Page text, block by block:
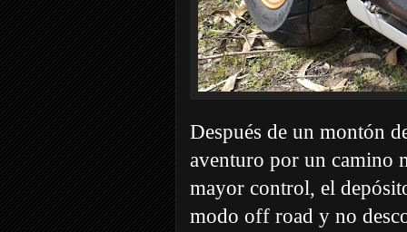
Después de un montón
aventuro por un camino
mayor control, el
modo off road y no